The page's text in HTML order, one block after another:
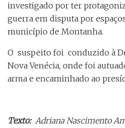
investigado por ter
guerra em disputa por
município de Montanha.
O suspeito foi conduzido à
Nova Venécia, onde foi
arma e encaminhado ao
Texto:Adriana Nascimento